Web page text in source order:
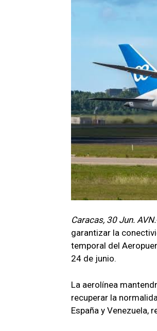
Caracas, 30 Jun.
garantizar la
temporal del
24 de junio.
La aerolínea
recuperar la
España y Venezuela,